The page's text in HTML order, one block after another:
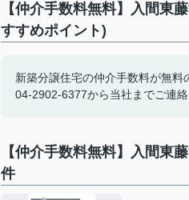
【仲介手数料無料】入間
すすめポイント)
新築分譲住宅の仲介手数料が無料
04-2902-6377から当社までご連
【仲介手数料無料】入間
件